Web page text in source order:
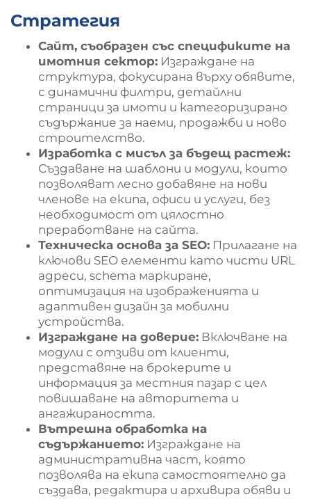
Стратегия
Сайт, съобразен със спецификите на
имотния сектор: Изграждане на
структура, фокусирана върху обявите,
с динамични филтри, детайлни
страници за имоти и категоризирано
съдържание за наеми, продажби и ново
строителство.
Изработка с мисъл за бъдещ растеж:
Създаване на шаблони и модули, които
позволяват лесно добавяне на нови
членове на екипа, офиси и услуги, без
необходимост от цялостно
преработване на сайта.
Техническа основа за SEO: Прилагане на
ключови SEO елементи като чисти URL
адреси, schema маркиране,
оптимизация на изображенията и
адаптивен дизайн за мобилни
устройства.
Изграждане на доверие: Включване на
модули с отзиви от клиенти,
представяне на брокерите и
информация за местния пазар с цел
повишаване на авторитета и
ангажираността.
Вътрешна обработка на
съдържанието: Изграждане на
административна част, която
позволява на екипа самостоятелно да
създава, редактира и архивира обяви и